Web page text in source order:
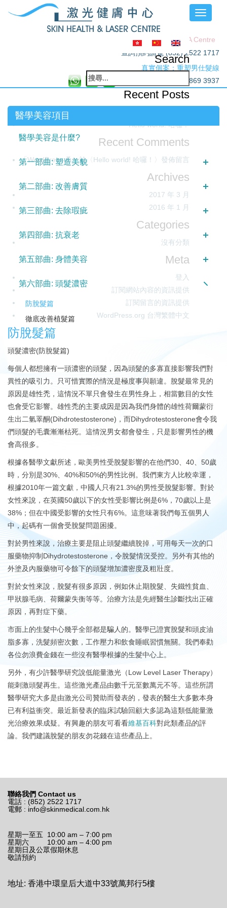
Toggle
Search
搜
尋
字:
Recent Posts
醫學美容第一部曲：塑造美貌 (太陽穴篇)
Hello world! 哈囉！
Recent Comments
「WordPress 桑」於〈 Hello world! 哈囉！ 〉發佈留言
Archives
2017 年 3 月
2016 年 1 月
Categories
沒有分類
Meta
登入
訂閱網站內容的資訊提供
訂閱留言的資訊提供
WordPress.org 台灣繁體中文
Friendly link: BRAVA Centre
查詢預約請電 (852) 2522 1717
真實個案：重塑男仕髮線
(852) 9817 7837 或 9869 3937
醫學美容項目
醫學美容是什麼?
第一部曲: 塑造美貌
第二部曲: 改善膚質
第三部曲: 去除瑕疵
第四部曲: 抗衰老
第五部曲: 身體美容
第六部曲: 頭髮濃密
防脫髮篇
徹底改善植髮篇
防脫髮篇
頭髮濃密(防脫髮篇)
每個人都想擁有一頭濃密的頭髮，因為頭髮的多寡直接影響我們對
異性的吸引力。只可惜實際的情況是極度事與願違。脫髮最常見的
原因是雄性禿，這情況不單只會發生在男性身上，相當數目的女性
也會受它影響。雄性禿的主要成因是因為我們身體的雄性荷爾蒙衍
生出二氫睪酮(Dihdrotestosterone)，而Dihydrotestosterone會令我
們頭髮的毛囊漸漸枯死。這情況男女都會發生，只是影響男性的機
會高很多。
根據各醫學文獻所述，歐美男性受脫髮影響的在他們30、40、50歲
時，分別是30%、40%和50%的男性比例。我們東方人比較幸運，
根據2010年一篇文獻，中國人只有21.3%的男性受脫髮影響。對於
女性來說，在英國50歲以下的女性受影響比例是6%，70歲以上是
38%；但在中國受影響的女性只有6%。這意味著我們每五個男人
中，起碼有一個會受脫髮問題困擾。
對於男性來說，治療主要是阻止頭髮繼續脫掉，可用每天一次的口
服藥物抑制Dihydrotestosterone，令脫髮情況受控。另外有其他的
外塗及內服藥物可令餘下的頭髮增加濃密度及粗壯度。
對於女性來說，脫髮有很多原因，例如休止期脫髮、失鐵性貧血、
甲狀腺毛病、荷爾蒙失衡等等。治療方法是先經醫生診斷找出正確
原因，再對症下藥。
市面上的生髮中心幾乎全部都是騙人的。醫學已證實脫髮和頭皮油
脂多寡，洗髮頻密次數，工作壓力和飲食睡眠習慣無關。我們奉勸
各位勿浪費金錢在一些沒有醫學根據的生髮中心上。
另外，有少許醫學研究說低能量激光（Low Level Laser Therapy）
能刺激頭髮再生。這些激光產品由數千元至數萬元不等。這些所謂
醫學研究大多是由激光公司贊助而發表的，發表的醫生大多數本身
已有利益衝突。最近新發表的臨床試驗回顧大多認為這類低能量激
光治療效果成疑。有興趣的朋友可看看維基百科對此類產品的評
論。我們建議脫髮的朋友勿花錢在這些產品上。
聯絡我們 Contact us
電話 : (852) 2522 1717
電郵 : info@skinmedical.com.hk
星期一至五 10:00 am – 7:00 pm
星期六 10:00 am – 4:00 pm
星期日及公眾假期休息
敬請預約
地址: 香港中環皇后大道中33號萬邦行5樓